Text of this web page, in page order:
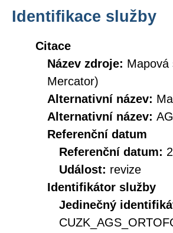
Identifikace služby
Citace
Název zdroje: Mapová
Mercator)
Alternativní název:
Alternativní název:
Referenční datum
Referenční datum:
Událost: revize
Identifikátor služby
Jedinečný